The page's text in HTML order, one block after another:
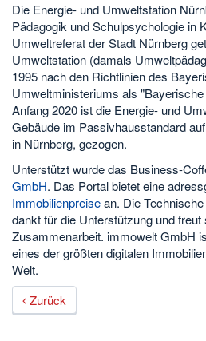
Die Energie- und Umweltstation
Pädagogik und Schulpsychologie in
Umweltreferat der Stadt Nürnberg
Umweltstation (damals
1995 nach den Richtlinien des
Umweltministeriums als
Anfang 2020 ist die Energie- und
Gebäude im Passivhausstandard
in Nürnberg, gezogen.
Unterstützt wurde das Business-
GmbH. Das Portal bietet eine
Immobilienpreisean. Die
dankt für die Unterstützung und
Zusammenarbeit. immowelt GmbH
eines der größten digitalen
Welt.
Zurück